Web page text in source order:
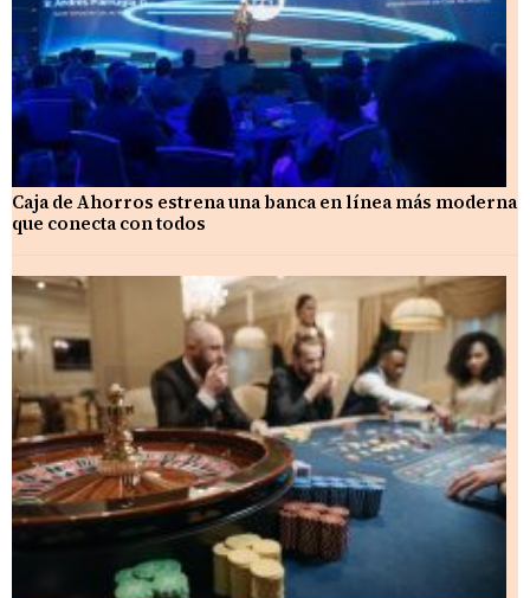
Caja de Ahorros estrena una banca en línea más moderna
que conecta con todos